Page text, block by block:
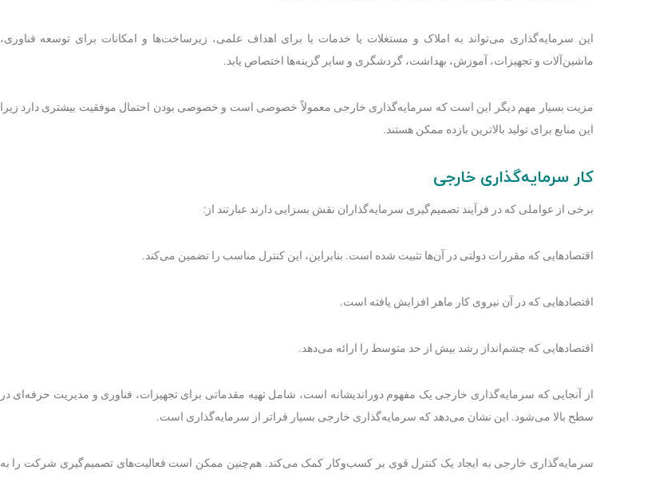
این سرمایه‌گذاری می‌تواند به املاک و مستغلات یا خدمات یا برای اهداف علمی، زیرساخت‌ها و امکانات برای توسعه فناوری،
ماشین‌آلات و تجهیزات، آموزش، بهداشت، گردشگری و سایر گزینه‌ها اختصاص یابد.
مزیت بسیار مهم دیگر این است که سرمایه‌گذاری خارجی معمولاً خصوصی است و خصوصی بودن احتمال موفقیت بیشتری دارد زیرا
این منابع برای تولید بالاترین بازده ممکن هستند.
کار سرمایه‌گذاری خارجی
برخی از عواملی که در فرآیند تصمیم‌گیری سرمایه‌گذاران نقش بسزایی دارند عبارتند از:
اقتصادهایی که مقررات دولتی در آن‌ها تثبیت شده است. بنابراین، این کنترل مناسب را تضمین می‌کند.
اقتصادهایی که در آن نیروی کار ماهر افزایش یافته است.
اقتصادهایی که چشم‌انداز رشد بیش از حد متوسط را ارائه می‌دهد.
از آنجایی که سرمایه‌گذاری خارجی یک مفهوم دوراندیشانه است، شامل تهیه مقدماتی برای تجهیزات، فناوری و مدیریت حرفه‌ای در
سطح بالا می‌شود. این نشان می‌دهد که سرمایه‌گذاری خارجی بسیار فراتر از سرمایه‌گذاری است.
سرمایه‌گذاری خارجی به ایجاد یک کنترل قوی بر کسب‌وکار کمک می‌کند. هم‌چنین ممکن است فعالیت‌های تصمیم‌گیری شرکت را به